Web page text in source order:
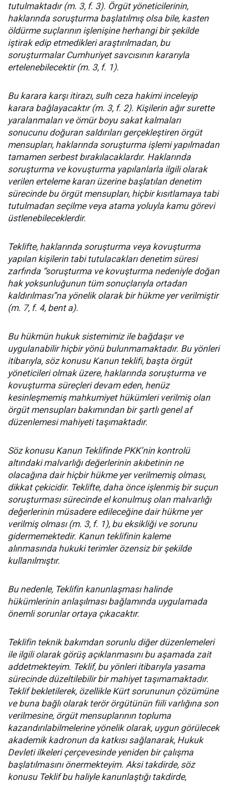
tutulmaktadır (m. 3, f. 3). Örgüt yöneticilerinin,
haklarında soruşturma başlatılmış olsa bile, kasten
öldürme suçlarının işlenişine herhangi bir şekilde
iştirak edip etmedikleri araştırılmadan, bu
soruşturmalar Cumhuriyet savcısının kararıyla
ertelenebilecektir (m. 3, f. 1).
Bu karara karşı itirazı, sulh ceza hakimi inceleyip
karara bağlayacaktır (m. 3, f. 2). Kişilerin ağır surette
yaralanmaları ve ömür boyu sakat kalmaları
sonucunu doğuran saldırıları gerçekleştiren örgüt
mensupları, haklarında soruşturma işlemi yapılmadan
tamamen serbest bırakılacaklardır. Haklarında
soruşturma ve kovuşturma yapılanlarla ilgili olarak
verilen erteleme kararı üzerine başlatılan denetim
sürecinde bu örgüt mensupları, hiçbir kısıtlamaya tabi
tutulmadan seçilme veya atama yoluyla kamu görevi
üstlenebileceklerdir.
Teklifte, haklarında soruşturma veya kovuşturma
yapılan kişilerin tabi tutulacakları denetim süresi
zarfında “soruşturma ve kovuşturma nedeniyle doğan
hak yoksunluğunun tüm sonuçlarıyla ortadan
kaldırılması”na yönelik olarak bir hükme yer verilmiştir
(m. 7, f. 4, bent a).
Bu hükmün hukuk sistemimiz ile bağdaşır ve
uygulanabilir hiçbir yönü bulunmamaktadır. Bu yönleri
itibarıyla, söz konusu Kanun teklifi, başta örgüt
yöneticileri olmak üzere, haklarında soruşturma ve
kovuşturma süreçleri devam eden, henüz
kesinleşmemiş mahkumiyet hükümleri verilmiş olan
örgüt mensupları bakımından bir şartlı genel af
düzenlemesi mahiyeti taşımaktadır.
Söz konusu Kanun Teklifinde PKK’nin kontrolü
altındaki malvarlığı değerlerinin akıbetinin ne
olacağına dair hiçbir hükme yer verilmemiş olması,
dikkat çekicidir. Teklifte, daha önce işlenmiş bir suçun
soruşturması sürecinde el konulmuş olan malvarlığı
değerlerinin müsadere edileceğine dair hükme yer
verilmiş olması (m. 3, f. 1), bu eksikliği ve sorunu
gidermemektedir. Kanun teklifinin kaleme
alınmasında hukuki terimler özensiz bir şekilde
kullanılmıştır.
Bu nedenle, Teklifin kanunlaşması halinde
hükümlerinin anlaşılması bağlamında uygulamada
önemli sorunlar ortaya çıkacaktır.
Teklifin teknik bakımdan sorunlu diğer düzenlemeleri
ile ilgili olarak görüş açıklanmasını bu aşamada zait
addetmekteyim. Teklif, bu yönleri itibarıyla yasama
sürecinde düzeltilebilir bir mahiyet taşımamaktadır.
Teklif bekletilerek, özellikle Kürt sorununun çözümüne
ve buna bağlı olarak terör örgütünün fiili varlığına son
verilmesine, örgüt mensuplarının topluma
kazandırılabilmelerine yönelik olarak, uygun görülecek
akademik kadronun da katkısı sağlanarak, Hukuk
Devleti ilkeleri çerçevesinde yeniden bir çalışma
başlatılmasını önermekteyim. Aksi takdirde, söz
konusu Teklif bu haliyle kanunlaştığı takdirde,